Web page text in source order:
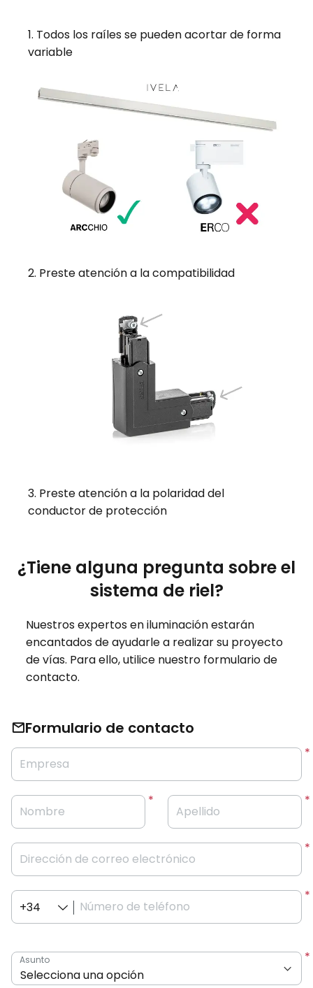
1. Todos los raíles se pueden acortar de forma
variable
2. Preste atención a la compatibilidad
3. Preste atención a la polaridad del
conductor de protección
¿Tiene alguna pregunta sobre el
sistema de riel?
Nuestros expertos en iluminación estarán
encantados de ayudarle a realizar su proyecto
de vías. Para ello, utilice nuestro formulario de
contacto.
Formulario de contacto
Empresa
Nombre Apellido
Dirección de correo electrónico
Número de teléfono
+34
Asunto